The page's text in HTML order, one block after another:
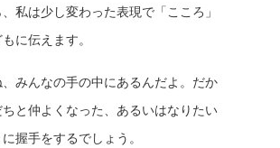
私は少し変わった表現で「こころ」
に伝えます。
、みんなの手の中にあるんだよ。だか
と仲よくなった、あるいはなりたい
握手をするでしょう。